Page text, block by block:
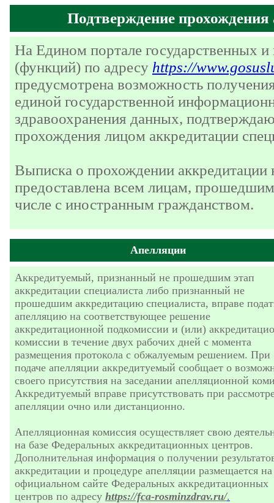
Подтверждение прохождения
На Едином портале государственных
(функций) по адресу https://
предусмотрена возможность
единой государственной
здравоохранения данных,
прохождения лицом аккредитации
Выписка о прохождении
предоставлена всем лицам,
числе с иностранным гражданством.
Апелляции
Аккредитуемый, признанный не прошедшим этап
аккредитации специалиста либо признанный не
прошедшим аккредитацию специалиста, вправе
апелляцию на соответствующее решение
аккредитационной подкомиссии и (или)
комиссии в течение двух рабочих дней с момента
размещения протокола с обжалуемым решением. При
подаче апелляции аккредитуемый сообщает о
своего присутствия на заседании апелляционной
Аккредитуемый вправе присутствовать при
апелляции очно или дистанционно.
Апелляционная комиссия осуществляет свою
на базе Федеральных аккредитационных центров.
Дополнительная информация о получении
аккредитации и процедуре апелляции размещается на
официальном сайте Федеральных аккредитационных
центров по адресу https://fca-rosminzdrav.ru/.